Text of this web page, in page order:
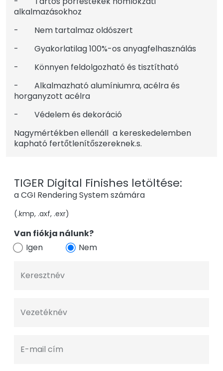
alkalmazásokhoz
- Nem tartalmaz oldószert
- Gyakorlatilag 100%-os anyagfelhasználás
- Könnyen feldolgozható és tisztítható
- Alkalmazható alumíniumra, acélra és
horganyzott acélra
- Védelem és dekoráció
Nagymértékben ellenáll a kereskedelemben
kapható fertőtlenítőszereknek.s.
TIGER Digital Finishes letöltése:
a CGI Rendering System számára
(.kmp, .axf, .exr)
Van fiókja nálunk?
Igen
Nem
Keresztnév
Vezetéknév
E-mail cím